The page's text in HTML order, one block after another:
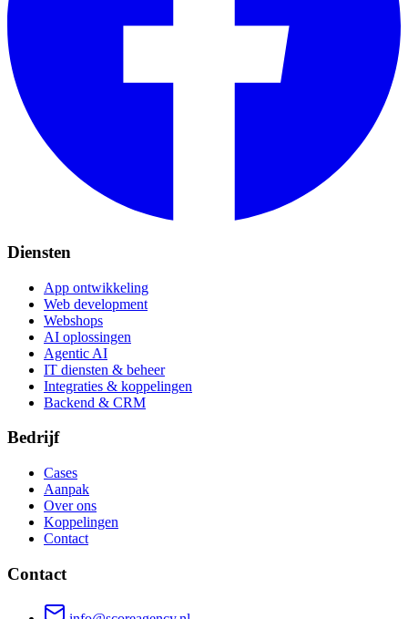
Diensten
App ontwikkeling
Web development
Webshops
AI oplossingen
Agentic AI
IT diensten & beheer
Integraties & koppelingen
Backend & CRM
Bedrijf
Cases
Aanpak
Over ons
Koppelingen
Contact
Contact